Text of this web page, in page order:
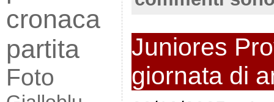
cronaca
partita
Foto
Juniores
giornata di